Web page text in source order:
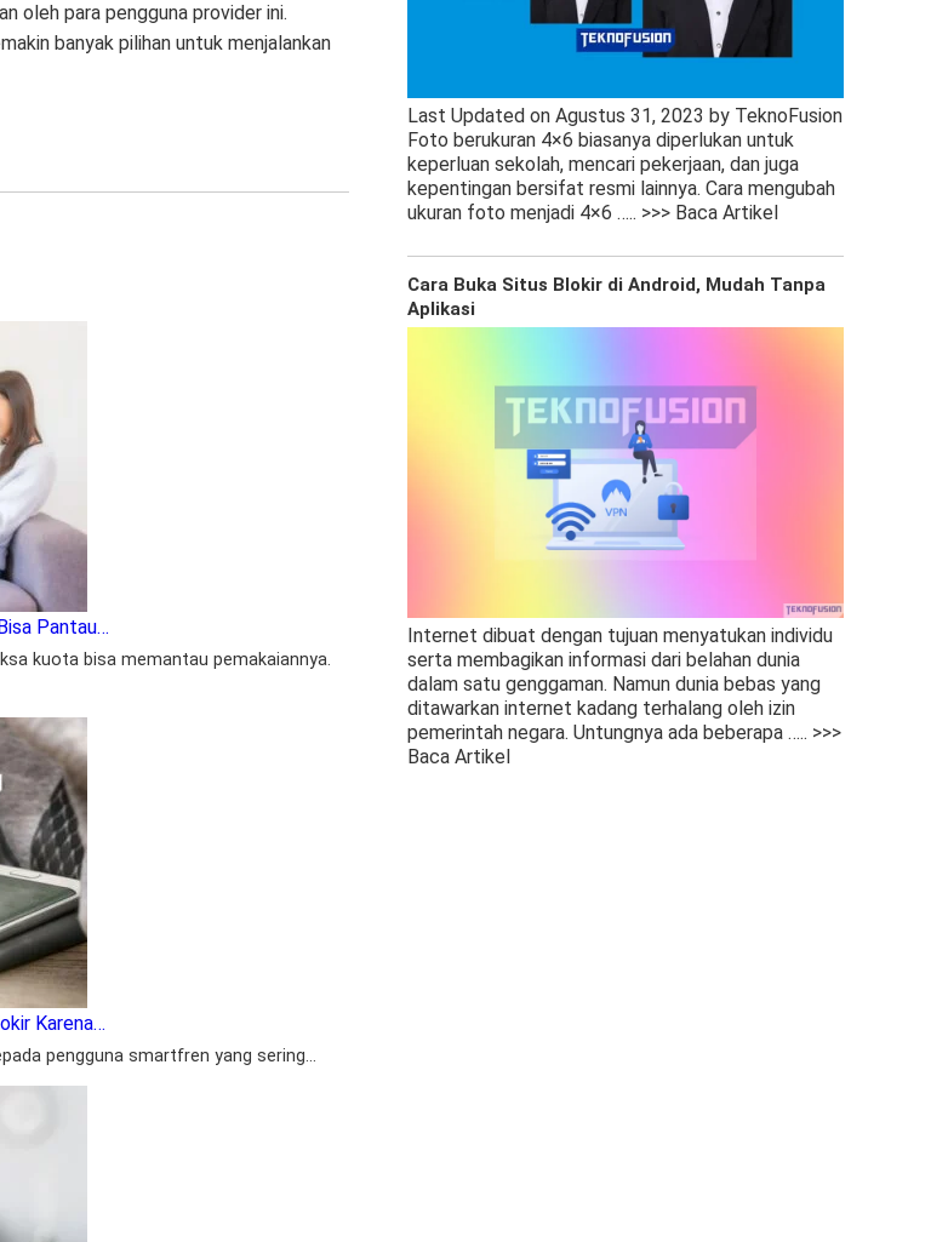
oleh para pengguna provider ini.
banyak pilihan untuk menjalankan
Pantau…
kuota bisa memantau pemakaiannya.
Karena…
pengguna smartfren yang sering…
Last Updated on Agustus 31, 2023 by TeknoFusion
Foto berukuran 4×6 biasanya diperlukan untuk
keperluan sekolah, mencari pekerjaan, dan juga
kepentingan bersifat resmi lainnya. Cara mengubah
ukuran foto menjadi 4×6 ….. >>> Baca Artikel
Cara Buka Situs Blokir di Android, Mudah Tanpa
Aplikasi
Internet dibuat dengan tujuan menyatukan individu
serta membagikan informasi dari belahan dunia
dalam satu genggaman. Namun dunia bebas yang
ditawarkan internet kadang terhalang oleh izin
pemerintah negara. Untungnya ada beberapa ….. >>>
Baca Artikel